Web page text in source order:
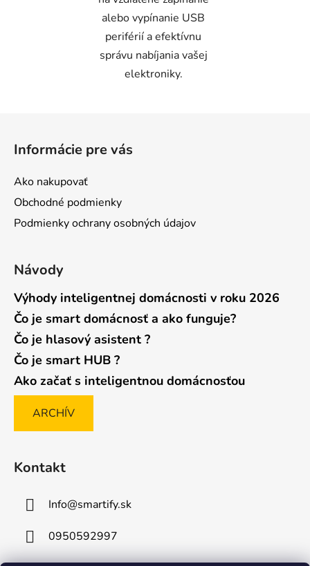
alebo vypínanie USB
periférií a efektívnu
správu nabíjania vašej
elektroniky.
Informácie pre vás
Ako nakupovať
Obchodné podmienky
Podmienky ochrany osobných údajov
Návody
Výhody inteligentnej domácnosti v roku 2026
Čo je smart domácnosť a ako funguje?
Čo je hlasový asistent ?
Čo je smart HUB ?
Ako začať s inteligentnou domácnosťou
ARCHÍV
Kontakt
Info@smartify.sk
0950592997